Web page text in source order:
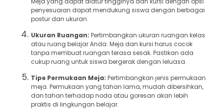
penyesuaian dapat mendukung siswa dengan berbagai
postur dan ukuran.
Ukuran Ruangan: Pertimbangkan ukuran ruangan kelas
atau ruang belajar Anda. Meja dan kursi harus cocok
tanpa membuat ruangan terasa sesak. Pastikan ada
cukup ruang untuk siswa bergerak dengan leluasa.
Tipe Permukaan Meja: Pertimbangkan jenis permukaan
meja. Permukaan yang tahan lama, mudah dibersihkan,
dan tahan terhadap noda atau goresan akan lebih
praktis di lingkungan belajar.